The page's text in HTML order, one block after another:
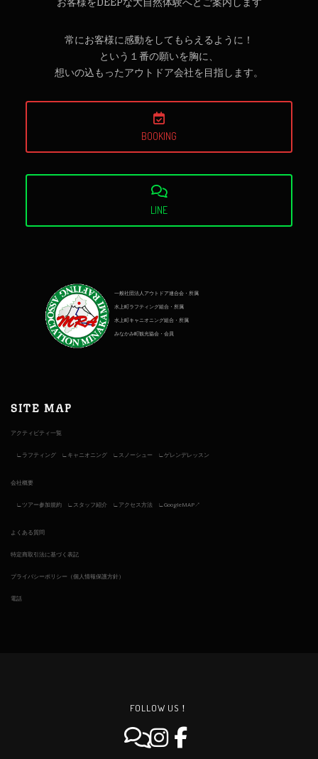
常にお客様に感動をしてもらえるように！
という１番の願いを胸に、
想いの込もったアウトドア会社を目指します。
BOOKING
LINE
一般社団法人アウトドア連合会・所属
水上町ラフティング組合・所属
水上町キャニオニング組合・所属
みなかみ町観光協会・会員
SITE MAP
アクティビティ一覧
ラフティング キャニオニング スノーシュー ゲレンデレッスン
会社概要
ツアー参加規約 スタッフ紹介 アクセス方法 GoogleMAP↗︎
よくある質問
特定商取引法に基づく表記
プライバシーポリシー（個人情報保護方針）
電話
FOLLOW US！